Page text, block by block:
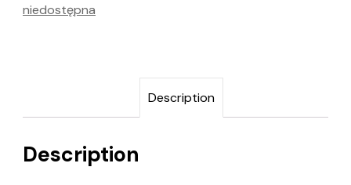
niedostępna
Description
Description